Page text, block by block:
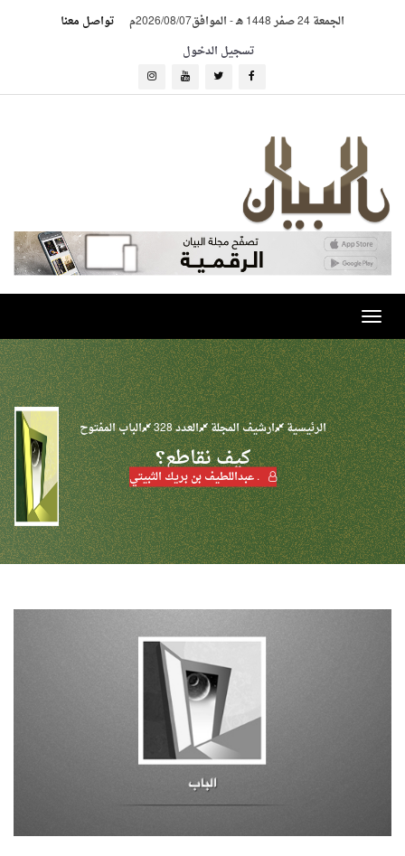
الجمعة 24 صفر 1448 هـ -الموافق2026/08/07م
تواصل معنا
تسجيل الدخول
Toggle
navigation
الرئيسية ارشيف المجلة العدد 328 الباب المفتوح
كيف نقاطع؟
. عبداللطيف بن بريك الثبيتي